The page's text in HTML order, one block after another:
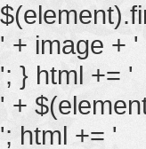
' + image + '
'; } html += '
' +
'; html += '